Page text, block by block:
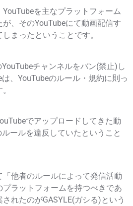
を主なプラットフォーム
、そのYouTubeにて動画配信す
まったということです。
チャンネルをバン(禁止)し
、YouTubeのルール・規約に則っ
でアップロードしてきた動
ールを違反していたということ
他者のルールによって発信活動
ラットフォームを持つべきであ
れたのがGASYLE(ガシる)という